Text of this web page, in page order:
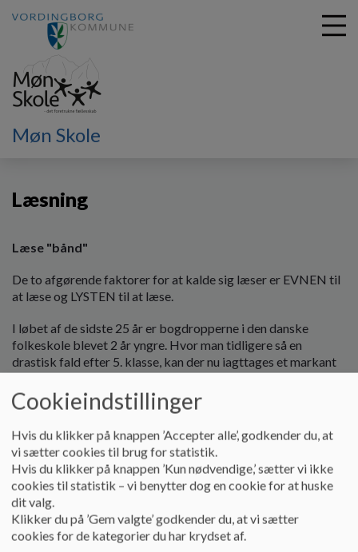
Møn Skole
Læsning
Læse "bånd"
De to afgørende faktorer for at kalde sig læser er EVNEN til
at læse og LYSTEN til at læse.
I løbet af de sidste 25 år er bogdropperne i den danske
folkeskole blevet 2 år yngre. Hvor man tidligere så en
drastisk fald efter 5. klasse, kan der nu iagttages et markant
dyk i antallet af hyppige læsere allerede i 3. klasse.
Det betyder at en del børn dropper bøgerne, inden de har
fået automatiseret deres læsning og altså kan koncentrere
sig om at forholde sig tilindholdetaf det læste. For at bevarer
evnen og lysten til læsning er det nødvendigt med daglig
træning.
Hvis interessen for en bog skal fastholdes hjælper det ikke at
have den fremme en eller to gange om ugen. Den skal læses så
hurtigt at spændingen kan fastholdes.
Cookieindstillinger
Hvis du klikker på knappen ’Accepter alle’, godkender du, at
vi sætter cookies til brug for statistik.
Hvis du klikker på knappen ’Kun nødvendige,’ sætter vi ikke
cookies til statistik – vi benytter dog en cookie for at huske
dit valg.
Klikker du på ’Gem valgte’ godkender du, at vi sætter
cookies for de kategorier du har krydset af.